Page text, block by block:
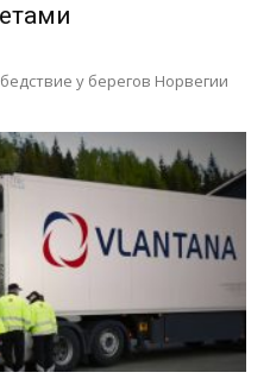
у берегов Норвегии